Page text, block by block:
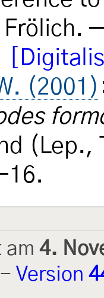
Frölich.
(2001)
16.
am 4.
- Version